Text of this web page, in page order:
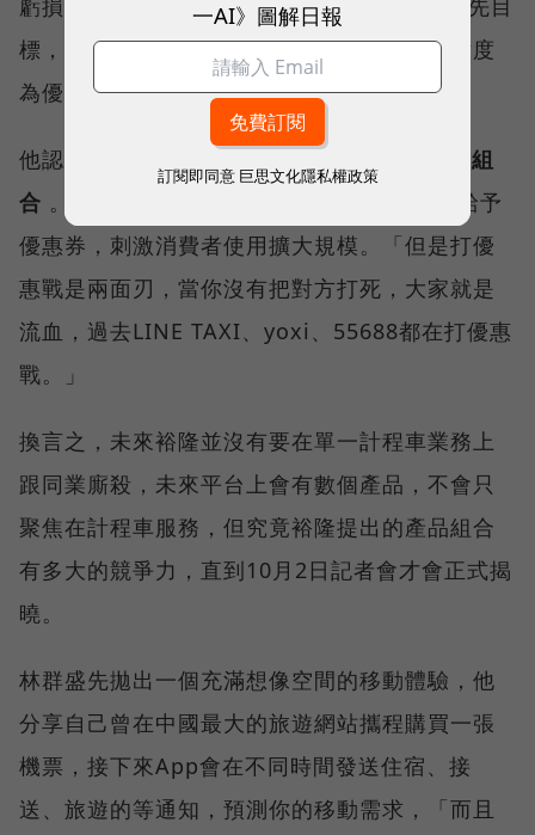
標，初期一兩年先以提升會員規模與客戶滿意度
為優先。
他認為未來MaaS的獲利模式，
關鍵在於產品組
合 。不同於過往若只有單一服務，業者多靠給予
優惠券，刺激消費者使用擴大規模。「但是打優
惠戰是兩面刃，當你沒有把對方打死，大家就是
流血，過去LINE TAXI、yoxi、55688都在打優惠
戰。」
換言之，未來裕隆並沒有要在單一計程車業務上
跟同業廝殺，未來平台上會有數個產品，不會只
聚焦在計程車服務，但究竟裕隆提出的產品組合
有多大的競爭力，直到10月2日記者會才會正式揭
曉。
林群盛先拋出一個充滿想像空間的移動體驗，他
分享自己曾在中國最大的旅遊網站攜程購買一張
機票，接下來App會在不同時間發送住宿、接
送、旅遊的等通知，預測你的移動需求，「而且
一AI》圖解日報
訂閱即同意 巨思文化隱私權政策